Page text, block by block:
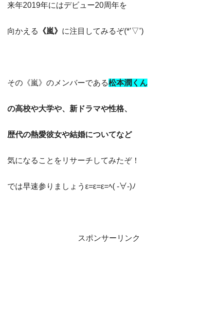
来年2019年にはデビュー20周年を
向かえる 《嵐》 に注目してみるぞ(*’▽’)
その《嵐》のメンバーである松本潤くん
の高校や大学や、新ドラマや性格、
歴代の熱愛彼女や結婚についてなど
気になることをリサーチしてみたぞ！
では早速参りましょうε=ε=ε=ﾍ( -∀-)ﾉ
スポンサーリンク